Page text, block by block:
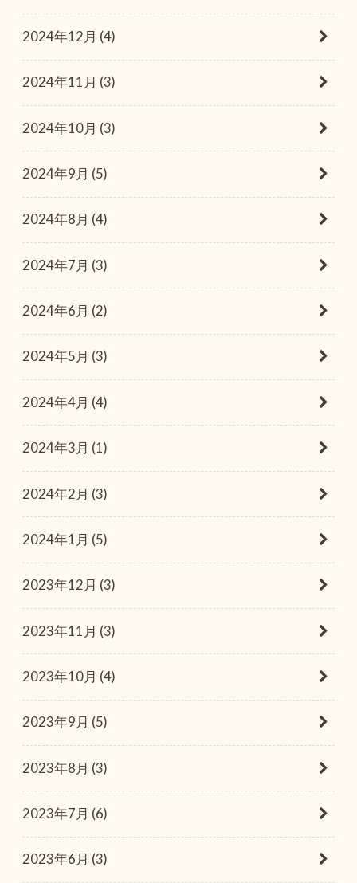
2024年12月 (4)
2024年11月 (3)
2024年10月 (3)
2024年9月 (5)
2024年8月 (4)
2024年7月 (3)
2024年6月 (2)
2024年5月 (3)
2024年4月 (4)
2024年3月 (1)
2024年2月 (3)
2024年1月 (5)
2023年12月 (3)
2023年11月 (3)
2023年10月 (4)
2023年9月 (5)
2023年8月 (3)
2023年7月 (6)
2023年6月 (3)